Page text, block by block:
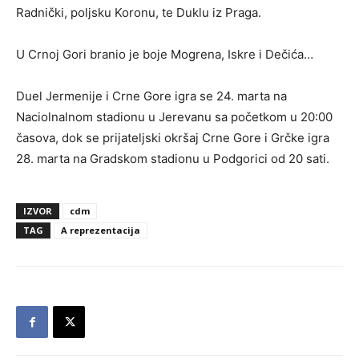
Radnički, poljsku Koronu, te Duklu iz Praga.
U Crnoj Gori branio je boje Mogrena, Iskre i Dečića…
Duel Jermenije i Crne Gore igra se 24. marta na
Naciolnalnom stadionu u Jerevanu sa početkom u 20:00
časova, dok se prijateljski okršaj Crne Gore i Grčke igra
28. marta na Gradskom stadionu u Podgorici od 20 sati.
IZVOR
cdm
TAG
A reprezentacija